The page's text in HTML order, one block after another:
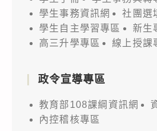
學生事務資訊網
社團選
學生自主學習專區
新生
高三升學專區
線上授課
政令宣導專區
教育部108課綱資訊網
內控稽核專區